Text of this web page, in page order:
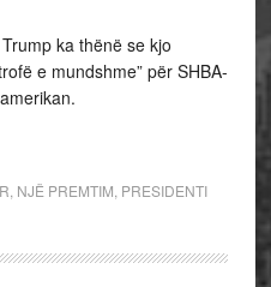
ka thënë se kjo
e mundshme” për SHBA-
NJË PREMTIM PRESIDENTI